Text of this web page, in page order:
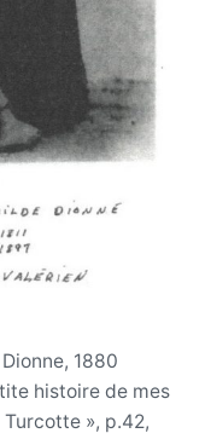
1880
histoire de mes
», p.42,